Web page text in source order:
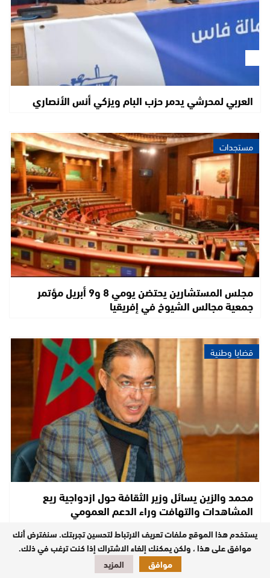
العربي لمحرشي يدمر حزب البام ويزكي أنس الأنصاري
مستجدات
مجلس المستشارين يحتضن يومي 8 و9 أبريل مؤتمر
جمعية مجالس الشيوخ في إفريقيا
قضايا وطنية
محمد والزين يسائل وزير الثقافة حول ازدواجية ريع
المشاهدات والتهافت وراء الدعم العمومي
تحقيقات
يستخدم هذا الموقع ملفات تعريف الارتباط لتحسين تجربتك. سنفترض أنك
موافق على هذا ، ولكن يمكنك إلغاء الاشتراك إذا كنت ترغب في ذلك.
موافق
المزيد